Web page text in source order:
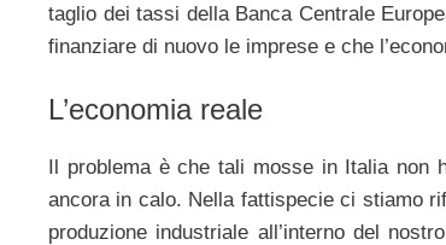
taglio dei tassi della Banca Centrale
finanziare di nuovo le imprese e che
L’economia reale
Il problema è che tali mosse in Italia non
ancora in calo. Nella fattispecie ci stiamo
produzione industriale all’interno del